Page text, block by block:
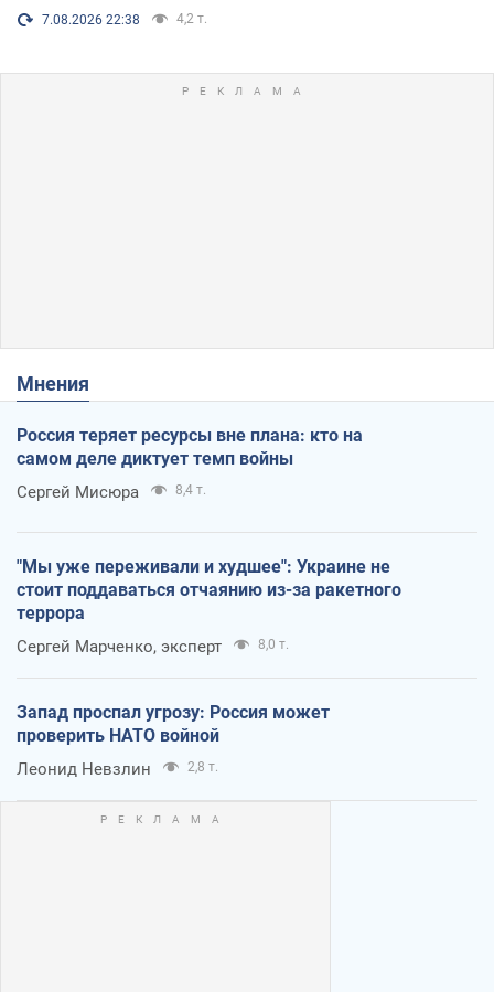
7.08.2026 22:38 4,2 т.
Мнения
Россия теряет ресурсы вне плана: кто на
самом деле диктует темп войны
Сергей Мисюра 8,4 т.
"Мы уже переживали и худшее": Украине не
стоит поддаваться отчаянию из-за ракетного
террора
Сергей Марченко, эксперт 8,0 т.
Запад проспал угрозу: Россия может
проверить НАТО войной
Леонид Невзлин 2,8 т.